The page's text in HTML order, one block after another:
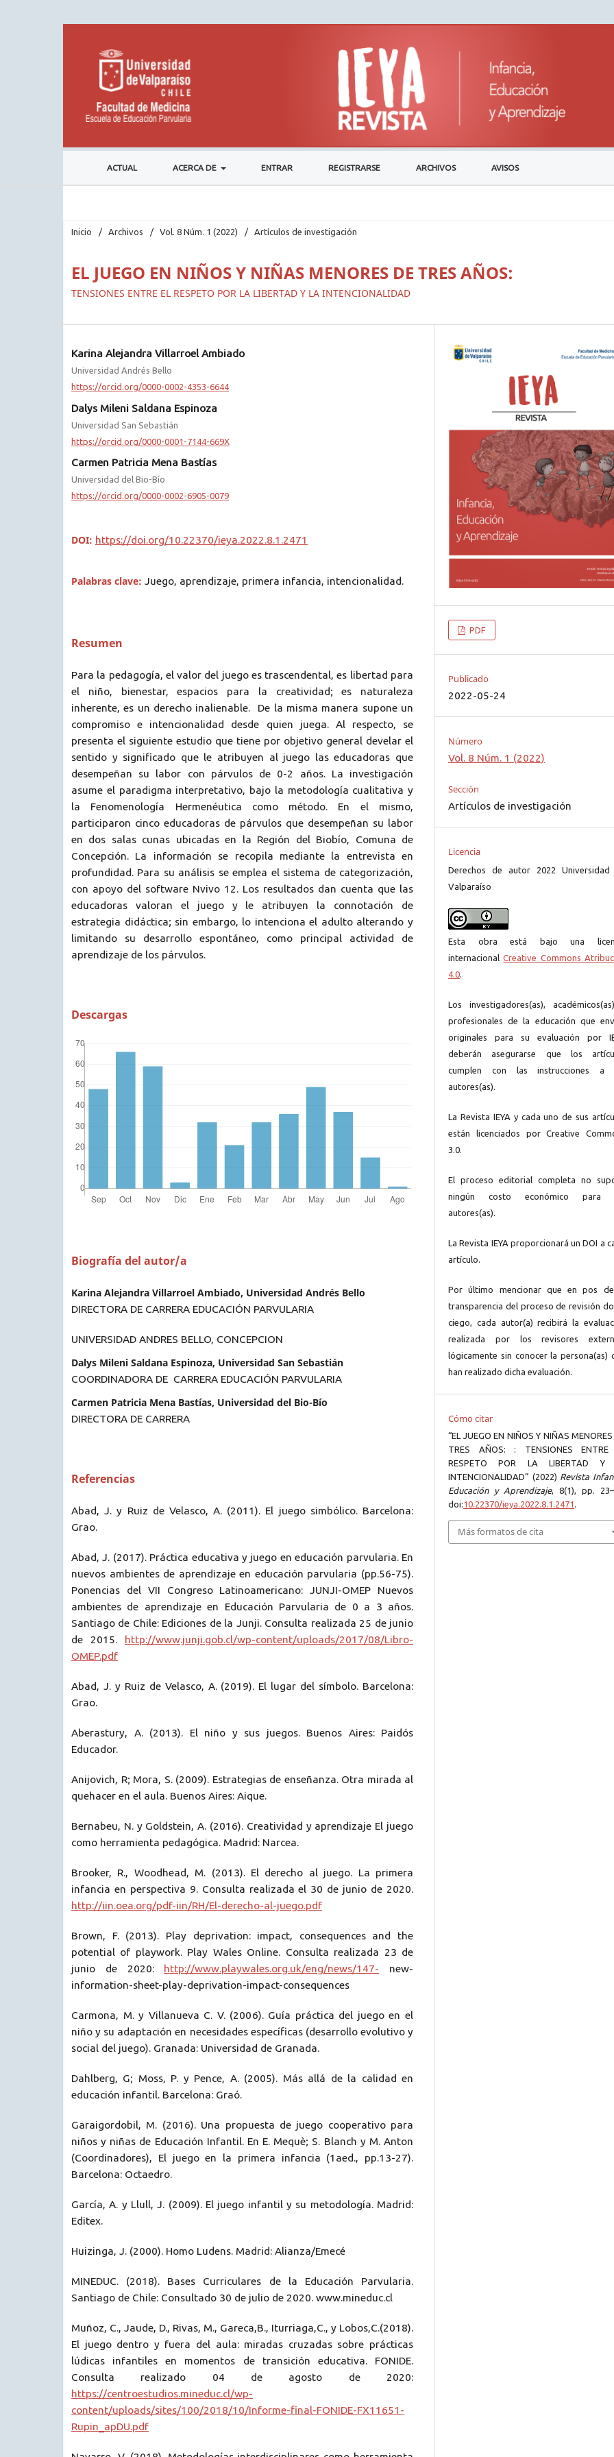
ACTUAL ACERCA DE ENTRAR REGISTRARSE ARCHIVOS AVISOS
Inicio / Archivos / Vol. 8 Núm. 1 (2022) / Artículos de investigación
EL JUEGO EN NIÑOS Y NIÑAS MENORES DE TRES AÑOS:
TENSIONES ENTRE EL RESPETO POR LA LIBERTAD Y LA INTENCIONALIDAD
Karina Alejandra Villarroel Ambiado
Universidad Andrés Bello
https://orcid.org/0000-0002-4353-6644
Dalys Mileni Saldana Espinoza
Universidad San Sebastián
https://orcid.org/0000-0001-7144-669X
Carmen Patricia Mena Bastías
Universidad del Bio-Bío
https://orcid.org/0000-0002-6905-0079
DOI: https://doi.org/10.22370/ieya.2022.8.1.2471
Palabras clave: Juego, aprendizaje, primera infancia, intencionalidad.
Resumen
Para la pedagogía, el valor del juego es trascendental, es libertad para
el niño, bienestar, espacios para la creatividad; es naturaleza
inherente, es un derecho inalienable. De la misma manera supone un
compromiso e intencionalidad desde quien juega. Al respecto, se
presenta el siguiente estudio que tiene por objetivo general develar el
sentido y significado que le atribuyen al juego las educadoras que
desempeñan su labor con párvulos de 0-2 años. La investigación
asume el paradigma interpretativo, bajo la metodología cualitativa y
la Fenomenología Hermenéutica como método. En el mismo,
participaron cinco educadoras de párvulos que desempeñan su labor
en dos salas cunas ubicadas en la Región del Biobío, Comuna de
Concepción. La información se recopila mediante la entrevista en
profundidad. Para su análisis se emplea el sistema de categorización,
con apoyo del software Nvivo 12. Los resultados dan cuenta que las
educadoras valoran el juego y le atribuyen la connotación de
estrategia didáctica; sin embargo, lo intenciona el adulto alterando y
limitando su desarrollo espontáneo, como principal actividad de
aprendizaje de los párvulos.
Descargas
Biografía del autor/a
Karina Alejandra Villarroel Ambiado, Universidad Andrés Bello
DIRECTORA DE CARRERA EDUCACIÓN PARVULARIA
UNIVERSIDAD ANDRES BELLO, CONCEPCION
Dalys Mileni Saldana Espinoza, Universidad San Sebastián
COORDINADORA DE CARRERA EDUCACIÓN PARVULARIA
Carmen Patricia Mena Bastías, Universidad del Bio-Bío
DIRECTORA DE CARRERA
Referencias
Abad, J. y Ruiz de Velasco, A. (2011). El juego simbólico. Barcelona:
Grao.
Abad, J. (2017). Práctica educativa y juego en educación parvularia. En
nuevos ambientes de aprendizaje en educación parvularia (pp.56-75).
Ponencias del VII Congreso Latinoamericano: JUNJI-OMEP Nuevos
ambientes de aprendizaje en Educación Parvularia de 0 a 3 años.
Santiago de Chile: Ediciones de la Junji. Consulta realizada 25 de junio
de 2015. http://www.junji.gob.cl/wp-content/uploads/2017/08/Libro-
OMEP.pdf
Abad, J. y Ruiz de Velasco, A. (2019). El lugar del símbolo. Barcelona:
Grao.
Aberastury, A. (2013). El niño y sus juegos. Buenos Aires: Paidós
Educador.
Anijovich, R; Mora, S. (2009). Estrategias de enseñanza. Otra mirada al
quehacer en el aula. Buenos Aires: Aique.
Bernabeu, N. y Goldstein, A. (2016). Creatividad y aprendizaje El juego
como herramienta pedagógica. Madrid: Narcea.
Brooker, R., Woodhead, M. (2013). El derecho al juego. La primera
infancia en perspectiva 9. Consulta realizada el 30 de junio de 2020.
http://iin.oea.org/pdf-iin/RH/El-derecho-al-juego.pdf
Brown, F. (2013). Play deprivation: impact, consequences and the
potential of playwork. Play Wales Online. Consulta realizada 23 de
junio de 2020: http://www.playwales.org.uk/eng/news/147- new-
information-sheet-play-deprivation-impact-consequences
Carmona, M. y Villanueva C. V. (2006). Guía práctica del juego en el
niño y su adaptación en necesidades específicas (desarrollo evolutivo y
social del juego). Granada: Universidad de Granada.
Dahlberg, G; Moss, P. y Pence, A. (2005). Más allá de la calidad en
educación infantil. Barcelona: Graó.
Garaigordobil, M. (2016). Una propuesta de juego cooperativo para
niños y niñas de Educación Infantil. En E. Mequè; S. Blanch y M. Anton
(Coordinadores), El juego en la primera infancia (1aed., pp.13-27).
Barcelona: Octaedro.
García, A. y Llull, J. (2009). El juego infantil y su metodología. Madrid:
Editex.
Huizinga, J. (2000). Homo Ludens. Madrid: Alianza/Emecé
MINEDUC. (2018). Bases Curriculares de la Educación Parvularia.
Santiago de Chile: Consultado 30 de julio de 2020. www.mineduc.cl
Muñoz, C., Jaude, D., Rivas, M., Gareca,B., Iturriaga,C., y Lobos,C.(2018).
El juego dentro y fuera del aula: miradas cruzadas sobre prácticas
lúdicas infantiles en momentos de transición educativa. FONIDE.
Consulta realizado 04 de agosto de 2020:
https://centroestudios.mineduc.cl/wp-
content/uploads/sites/100/2018/10/Informe-final-FONIDE-FX11651-
Rupin_apDU.pdf
PDF
Publicado
2022-05-24
Número
Vol. 8 Núm. 1 (2022)
Sección
Artículos de investigación
Licencia
Derechos de autor 2022 Universidad
Valparaíso
Esta obra está bajo una
internacionalCreative Commons
4.0.
Los investigadores(as),
profesionales de la educación que
originales para su evaluación por
deberán asegurarse que los
cumplen con las instrucciones a
autores(as).
La Revista IEYA y cada uno de sus
están licenciados por Creative
3.0.
El proceso editorial completa no
ningún costo económico para
autores(as).
La Revista IEYA proporcionará un DOI a
artículo.
Por último mencionar que en pos
transparencia del proceso de revisión
ciego, cada autor(a) recibirá la
realizada por los revisores
lógicamente sin conocer la persona(as)
han realizado dicha evaluación.
Cómo citar
“EL JUEGO EN NIÑOS Y NIÑAS
TRES AÑOS: : TENSIONES ENTRE
RESPETO POR LA LIBERTAD Y
INTENCIONALIDAD” (2022) Revista
Educación y Aprendizaje, 8(1), pp.
doi:10.22370/ieya.2022.8.1.2471 .
Más formatos de cita